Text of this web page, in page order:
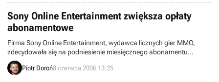
nie zostaniemy rzuceni od razu na głębokie wody rozgrywek
grupowych, a będziemy mogli lepiej poznać swoją postać czy
wypróbować różne strategie walk.
Sony Online Entertainment zwiększa opłaty
abonamentowe
Firma Sony Online Entertainment, wydawca licznych gier MMO,
zdecydowała się na podniesienie miesięcznego abonamentu
uprawniającego nas do gry w pozycje wchodzące w skład Station
Access. Wraz z 1 czerwca kwota jaką należy uiścić wzrosła o $3, a
Piotr Doroń8 czerwca 2006 13:25